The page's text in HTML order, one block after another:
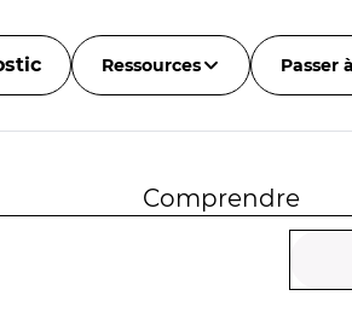
Ressources Passer
Comprendre